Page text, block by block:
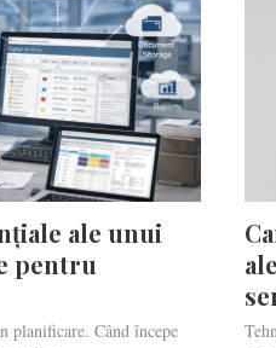
ale unui
pentru
planificare. Când începe